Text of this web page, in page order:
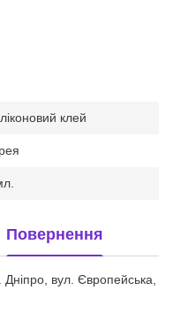
клей
Повернення
вул. Європейська,